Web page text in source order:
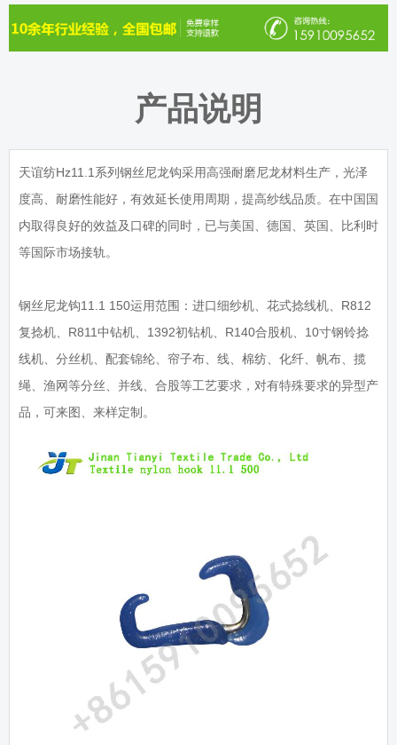
产品说明
天谊纺Hz11.1系列钢丝尼龙钩采用高强耐磨尼龙材料生产，光泽
度高、耐磨性能好，有效延长使用周期，提高纱线品质。在中国国
内取得良好的效益及口碑的同时，已与美国、德国、英国、比利时
等国际市场接轨。
钢丝尼龙钩11.1 150运用范围：进口细纱机、花式捻线机、R812
复捻机、R811中钻机、1392初钻机、R140合股机、10寸钢铃捻
线机、分丝机、配套锦纶、帘子布、线、棉纺、化纤、帆布、揽
绳、渔网等分丝、并线、合股等工艺要求，对有特殊要求的异型产
品，可来图、来样定制。